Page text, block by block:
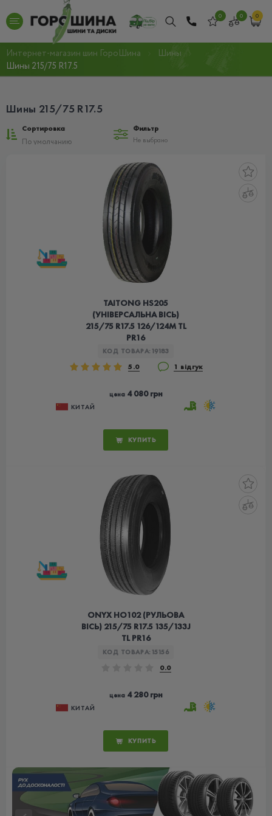
0 0 0
Интернет-магазин шин ГороШина
Шины
Шины 215/75 R17.5
Шины 215/75 R17.5
Сортировка
Фильтр
Не выбрано
TAITONG HS205
(УНІВЕРСАЛЬНА ВІСЬ)
215/75 R17.5 126/124M TL
PR16
КОД ТОВАРА: 19183
5.0 1 відгук
цена4 080 грн
КИТАЙ
КУПИТЬ
ONYX HO102 (РУЛЬОВА
ВІСЬ) 215/75 R17.5 135/133J
TL PR16
КОД ТОВАРА: 15156
0.0
цена4 280 грн
КИТАЙ
КУПИТЬ